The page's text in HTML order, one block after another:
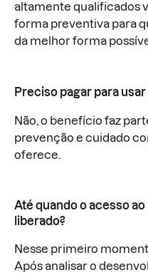
altamente qualificados
forma preventiva para
da melhor forma
Preciso pagar para
Não, o benefício faz
prevenção e cuidado
oferece.
Até quando o acesso
liberado?
Nesse primeiro
Após analisar o